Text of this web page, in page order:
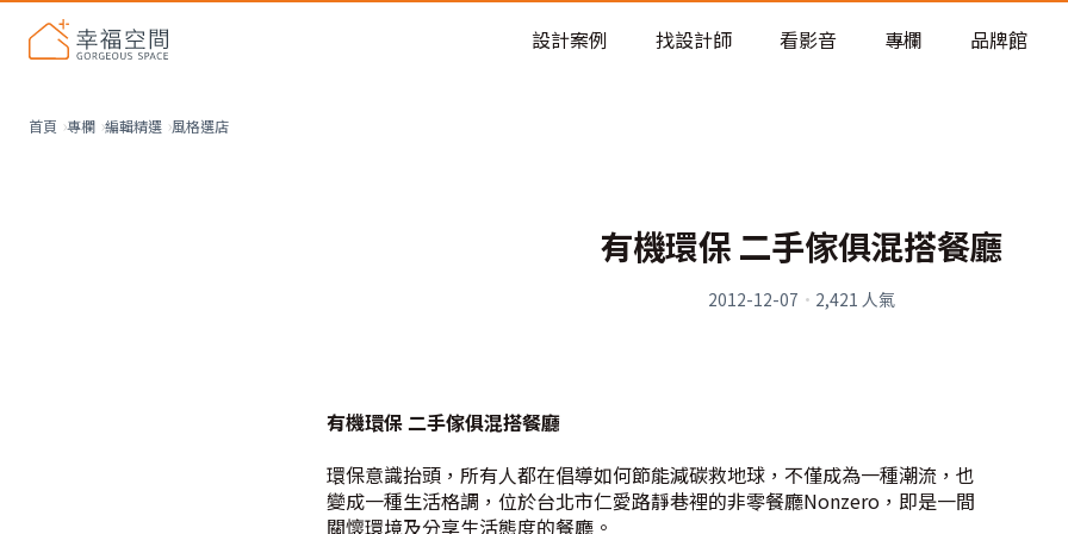
老屋預算分配與高 CP 值煥新術
設計案例 找設計師 看影音 專欄 品牌館
首頁 專欄 編輯精選 風格選店
有機環保 二手傢俱混搭餐廳
2012-12-07 · 2,421 人氣
有機環保 二手傢俱混搭餐廳
環保意識抬頭，所有人都在倡導如何節能減碳救地球，不僅成為一種潮流，也
變成一種生活格調，位於台北市仁愛路靜巷裡的非零餐廳Nonzero，即是一間
關懷環境及分享生活態度的餐廳。